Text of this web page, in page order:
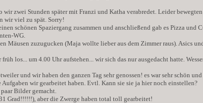
wir zwei Stunden später mit Franzi und Katha verabredet. Leider
wir viel zu spät. Sorry!
schönen Spaziergang zusammen und anschließend gab es Pizza und
WG.
Mäusen zuzugucken (Maja wollte lieber aus dem Zimmer raus). Asics
los... um 4.00 Uhr aufstehen... wir sich das nur ausgedacht hatte.
und wir haben den ganzen Tag sehr genossen! es war sehr schön
Aufgaben wir gearbeitet haben. Evtl. Kann sie sie ja hier noch einstellen?
Bilder gemacht.
Grad!!!!!!), aber die Zwerge haben total toll gearbeitet!